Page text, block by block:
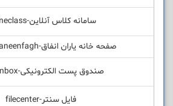
سامانه کلاس آنلاین-onlineclass
صفحه خانه یاران انفاق-homeyaraneenfagh
صندوق پست الکترونیکی-emailinbox
فایل سنتر-filecenter